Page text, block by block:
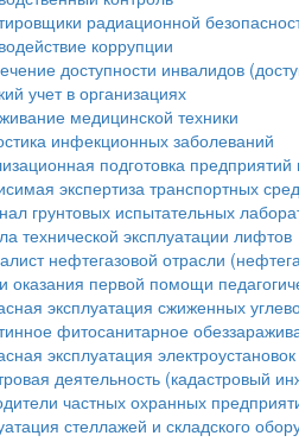
радиационной
коррупции
доступности инвалидов
учет в организациях
медицинской техники
инфекционных заболеваний
подготовка предприятий
экспертиза транспортных
грунтовых испытательных
технической эксплуатации лифтов
нефтегазовой отрасли
оказания первой помощи
эксплуатация сжиженных
фитосанитарное
эксплуатация электроустановок
деятельность (кадастровый
частных охранных
стеллажей и складского